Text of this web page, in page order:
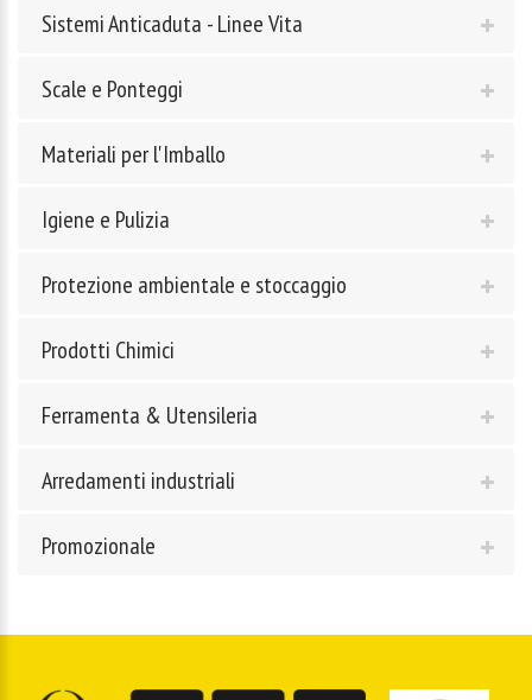
Sistemi Anticaduta - Linee Vita
Scale e Ponteggi
Materiali per l'Imballo
Igiene e Pulizia
Protezione ambientale e stoccaggio
Prodotti Chimici
Ferramenta & Utensileria
Arredamenti industriali
Promozionale